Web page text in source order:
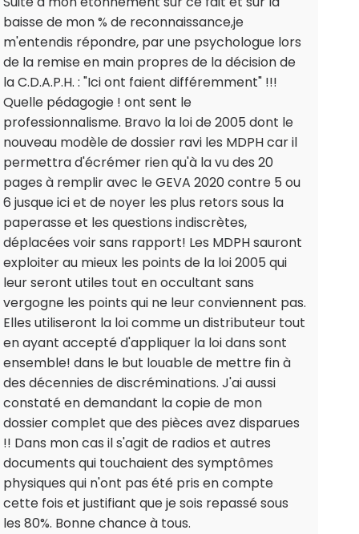
baisse de mon % de reconnaissance,je
m'entendis répondre, par une psychologue lors
de la remise en main propres de la décision de
la C.D.A.P.H. : "Ici ont faient différemment" !!!
Quelle pédagogie ! ont sent le
professionnalisme. Bravo la loi de 2005 dont le
nouveau modèle de dossier ravi les MDPH car il
permettra d'écrémer rien qu'à la vu des 20
pages à remplir avec le GEVA 2020 contre 5 ou
6 jusque ici et de noyer les plus retors sous la
paperasse et les questions indiscrètes,
déplacées voir sans rapport! Les MDPH sauront
exploiter au mieux les points de la loi 2005 qui
leur seront utiles tout en occultant sans
vergogne les points qui ne leur conviennent pas.
Elles utiliseront la loi comme un distributeur tout
en ayant accepté d'appliquer la loi dans sont
ensemble! dans le but louable de mettre fin à
des décennies de discréminations. J'ai aussi
constaté en demandant la copie de mon
dossier complet que des pièces avez disparues
!! Dans mon cas il s'agit de radios et autres
documents qui touchaient des symptômes
physiques qui n'ont pas été pris en compte
cette fois et justifiant que je sois repassé sous
les 80%. Bonne chance à tous.